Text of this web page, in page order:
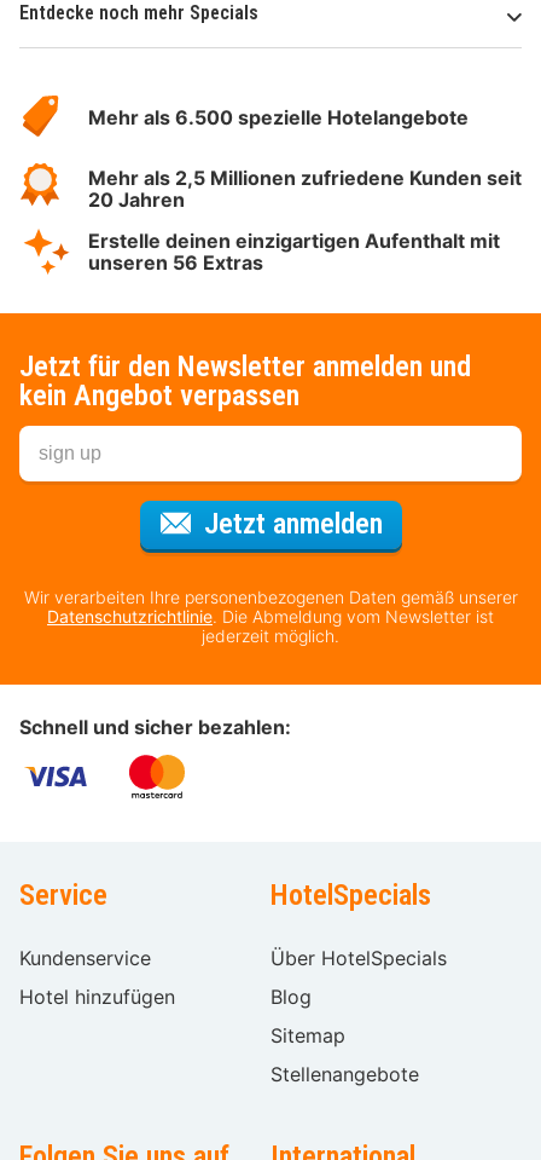
Entdecke noch mehr Specials
Hotelspecials
Mehr als 6.500 spezielle Hotelangebote
Mehr als 2,5 Millionen zufriedene Kunden seit
20 Jahren
Erstelle deinen einzigartigen Aufenthalt mit
unseren 56 Extras
Jetzt für den Newsletter anmelden und
kein Angebot verpassen
Jetzt anmeldenFür den
Wir verarbeiten Ihre personenbezogenen Daten gemäß unserer
Datenschutzrichtlinie. Die Abmeldung vom Newsletter ist
jederzeit möglich.
Schnell und sicher bezahlen:
Service
Kundenservice
Hotel hinzufügen
HotelSpecials
Über HotelSpecials
Blog
Sitemap
Stellenangebote